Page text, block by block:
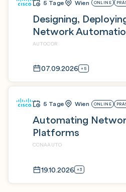
5 Tage Wien ONLINE
Designing,
Network
AUTOCOR
07.09.2026 +5
5 Tage Wien ONLINE
Automating
Platforms
CCNAAUTO
19.10.2026 +3